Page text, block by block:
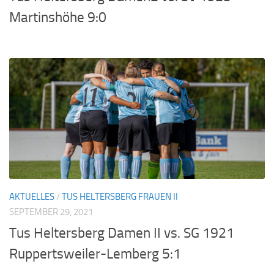
Martinshöhe 9:0
AKTUELLES /TUS HELTERSBERG FRAUEN II
SEPTEMBER 29, 2021
Tus Heltersberg Damen II vs. SG 1921
Ruppertsweiler-Lemberg 5:1